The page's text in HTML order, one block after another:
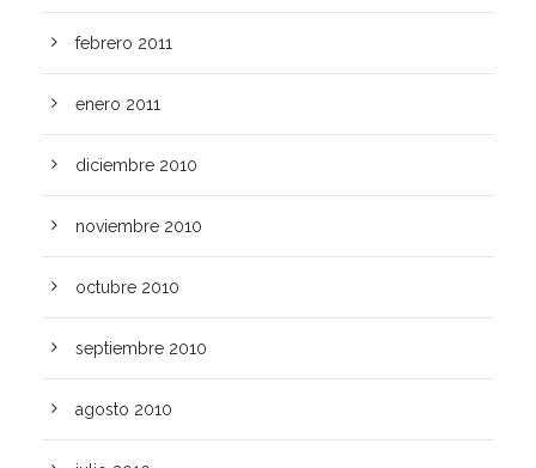
febrero 2011
enero 2011
diciembre 2010
noviembre 2010
octubre 2010
septiembre 2010
agosto 2010